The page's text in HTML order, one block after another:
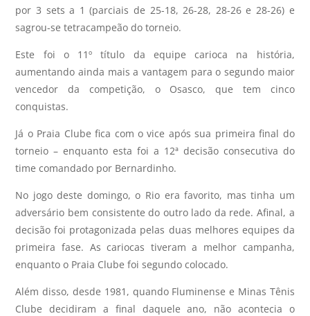
por 3 sets a 1 (parciais de 25-18, 26-28, 28-26 e 28-26) e
sagrou-se tetracampeão do torneio.
Este foi o 11º título da equipe carioca na história,
aumentando ainda mais a vantagem para o segundo maior
vencedor da competição, o Osasco, que tem cinco
conquistas.
Já o Praia Clube fica com o vice após sua primeira final do
torneio – enquanto esta foi a 12ª decisão consecutiva do
time comandado por Bernardinho.
No jogo deste domingo, o Rio era favorito, mas tinha um
adversário bem consistente do outro lado da rede. Afinal, a
decisão foi protagonizada pelas duas melhores equipes da
primeira fase. As cariocas tiveram a melhor campanha,
enquanto o Praia Clube foi segundo colocado.
Além disso, desde 1981, quando Fluminense e Minas Tênis
Clube decidiram a final daquele ano, não acontecia o